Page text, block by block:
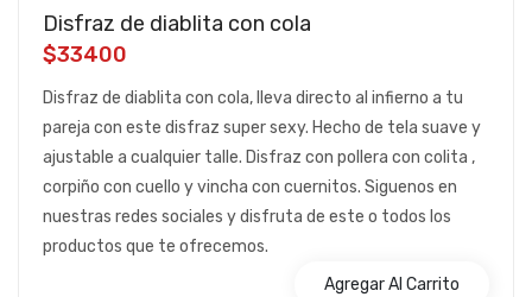
Disfraz de diablita con cola
$33400
Disfraz de diablita con cola, lleva directo al infierno a tu
pareja con este disfraz super sexy. Hecho de tela suave y
ajustable a cualquier talle. Disfraz con pollera con colita ,
corpiño con cuello y vincha con cuernitos. Siguenos en
nuestras redes sociales y disfruta de este o todos los
productos que te ofrecemos.
Agregar Al Carrito